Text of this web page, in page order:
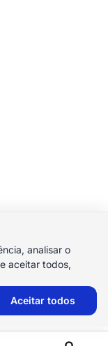
reservados.
pix
analisar o
aceitar todos,
Aceitar todos